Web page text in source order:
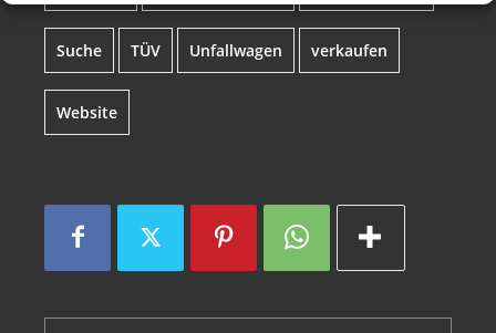
Suche TÜV Unfallwagen verkaufen
Website